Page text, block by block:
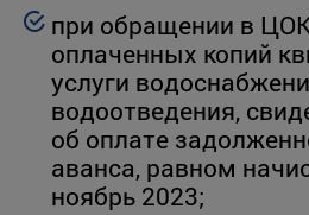
при обращении в
оплаченных копий
услуги
водоотведения,
об оплате
аванса, равном
ноябрь 2023;